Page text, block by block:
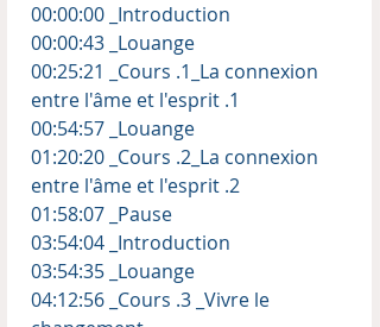
00:00:00 _Introduction
00:00:43 _Louange
00:25:21 _Cours .1_La connexion
entre l'âme et l'esprit .1
00:54:57 _Louange
01:20:20 _Cours .2_La connexion
entre l'âme et l'esprit .2
01:58:07 _Pause
03:54:04 _Introduction
03:54:35 _Louange
04:12:56 _Cours .3 _Vivre le